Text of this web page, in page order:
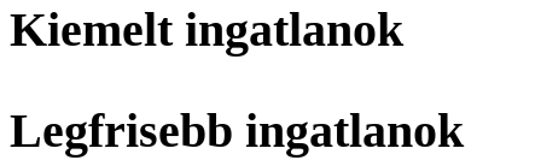
Kiemelt ingatlanok
Legfrisebb ingatlanok